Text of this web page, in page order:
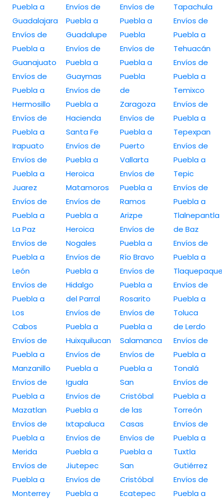
Puebla a
Guadalajara
Envíos de
Puebla a
Guanajuato
Envíos de
Puebla a
Hermosillo
Envíos de
Puebla a
Irapuato
Envíos de
Puebla a
Juarez
Envíos de
Puebla a
La Paz
Envíos de
Puebla a
León
Envíos de
Puebla a
Los
Cabos
Envíos de
Puebla a
Manzanillo
Envíos de
Puebla a
Mazatlan
Envíos de
Puebla a
Merida
Envíos de
Puebla a
Monterrey
Envíos de
Puebla a
Guadalupe
Envíos de
Puebla a
Guaymas
Envíos de
Puebla a
Hacienda
Santa Fe
Envíos de
Puebla a
Heroica
Matamoros
Envíos de
Puebla a
Heroica
Nogales
Envíos de
Puebla a
Hidalgo
del Parral
Envíos de
Puebla a
Huixquilucan
Envíos de
Puebla a
Iguala
Envíos de
Puebla a
Ixtapaluca
Envíos de
Puebla a
Jiutepec
Envíos de
Puebla a
Envíos de
Puebla a
Puebla
Envíos de
Puebla a
Puebla
de
Zaragoza
Envíos de
Puebla a
Puerto
Vallarta
Envíos de
Puebla a
Ramos
Arizpe
Envíos de
Puebla a
Río Bravo
Envíos de
Puebla a
Rosarito
Envíos de
Puebla a
Salamanca
Envíos de
Puebla a
San
Cristóbal
de las
Casas
Envíos de
Puebla a
San
Cristóbal
Ecatepec
Tapachula
Envíos de
Puebla a
Tehuacán
Envíos de
Puebla a
Temixco
Envíos de
Puebla a
Tepexpan
Envíos de
Puebla a
Tepic
Envíos de
Puebla a
Tlalnepantla
de Baz
Envíos de
Puebla a
Envíos de
Puebla a
Toluca
de Lerdo
Envíos de
Puebla a
Tonalá
Envíos de
Puebla a
Torreón
Envíos de
Puebla a
Tuxtla
Gutiérrez
Envíos de
Puebla a